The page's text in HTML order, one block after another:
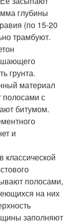
глубины
(по 15-20
трамбуют.
грунта.
материал
полосами с
битумом.
и
классической
полосами,
на них
заполняют